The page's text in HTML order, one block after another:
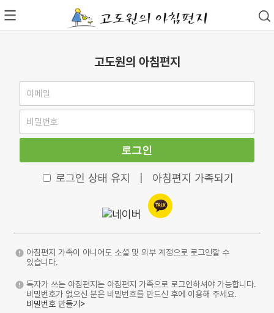
고도원의 아침편지
로그인
로그인 상태 유지 아침편지 가족되기
아침편지 가족이 아니어도 소셜 및 외부 계정으로 로그인할 수
있습니다.
독자가 쓰는 아침편지는 아침편지 가족으로 로그인하셔야 가능합니다.
비밀번호가 없으신 분은 비밀번호를 만드신 후에 이용해 주세요.
비밀번호 만들기>